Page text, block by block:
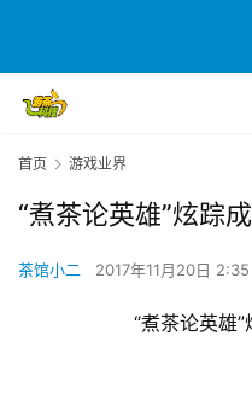
首页 游戏业界
“煮茶论英雄”炫踪
茶馆小二 2017年11月20日
“煮茶论英雄